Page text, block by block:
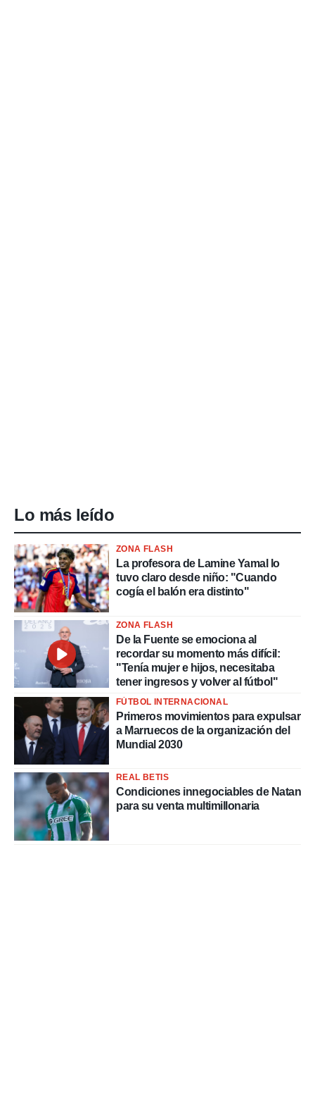
Lo más leído
ZONA FLASH
La profesora de Lamine Yamal lo
tuvo claro desde niño: "Cuando
cogía el balón era distinto"
ZONA FLASH
De la Fuente se emociona al
recordar su momento más difícil:
"Tenía mujer e hijos, necesitaba
tener ingresos y volver al fútbol"
FÚTBOL INTERNACIONAL
Primeros movimientos para expulsar
a Marruecos de la organización del
Mundial 2030
REAL BETIS
Condiciones innegociables de Natan
para su venta multimillonaria